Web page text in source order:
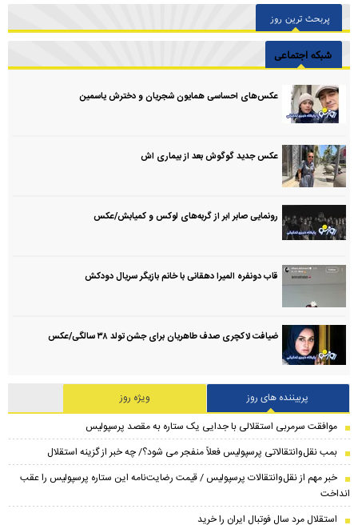
پربحث ترین روز
شبکه اجتماعی
عکس‌های احساسی همایون شجریان و دخترش یاسمین
عکس جدید گوگوش بعد از بیماری اش
رونمایی صابر ابر از گربه‌های لوکس و کمیابش/عکس
قاب دونفره المیرا دهقانی با خانم بازیگر سریال دودکش
ضیافت لاکچری صدف طاهریان برای جشن تولد ۳۸ سالگی‌/عکس
پربیننده های روز
ویژه روز
موافقت سرمربی استقلالی با جدایی یک ستاره به مقصد پرسپولیس
بمب نقل‌وانتقالاتی پرسپولیس فعلاً منفجر می شود؟/ چه خبر از گزینه استقلال
خبر مهم از نقل‌وانتقالات پرسپولیس / قیمت رضایت‌نامه این ستاره پرسپولیس را عقب
انداخت
استقلال مرد سال فوتبال ایران را خرید